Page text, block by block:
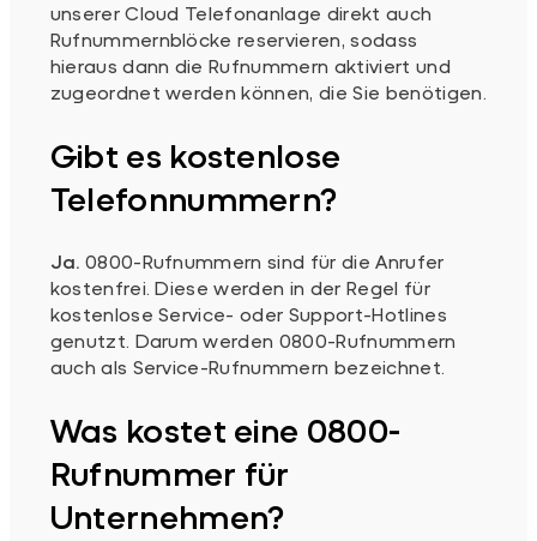
unserer Cloud Telefonanlage direkt auch
Rufnummernblöcke reservieren, sodass
hieraus dann die Rufnummern aktiviert und
zugeordnet werden können, die Sie benötigen.
Gibt es kostenlose
Telefonnummern?
Ja. 0800-Rufnummern sind für die Anrufer
kostenfrei. Diese werden in der Regel für
kostenlose Service- oder Support-Hotlines
genutzt. Darum werden 0800-Rufnummern
auch als Service-Rufnummern bezeichnet.
Was kostet eine 0800-
Rufnummer für
Unternehmen?